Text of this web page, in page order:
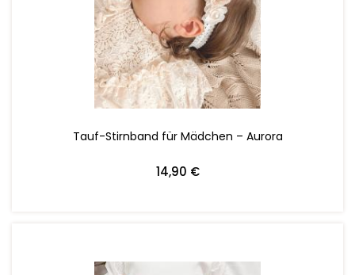
Tauf-Stirnband für Mädchen – Aurora
14,90 €
ZUM WARENKORB HINZUFÜGEN